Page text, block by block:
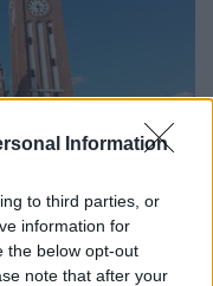
Information
to third parties, or
information for
the below opt-out
note that after your
színpad